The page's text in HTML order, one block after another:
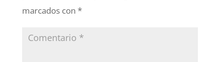
marcados con *